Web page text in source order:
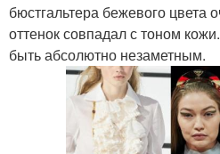
бюстгальтера бежевого цвета
оттенок совпадал с тоном
быть абсолютно незаметным.